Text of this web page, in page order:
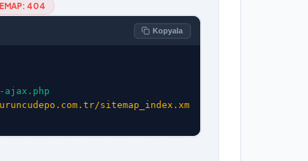
404
Kopyala
ajax.php
sitemap_index.xm